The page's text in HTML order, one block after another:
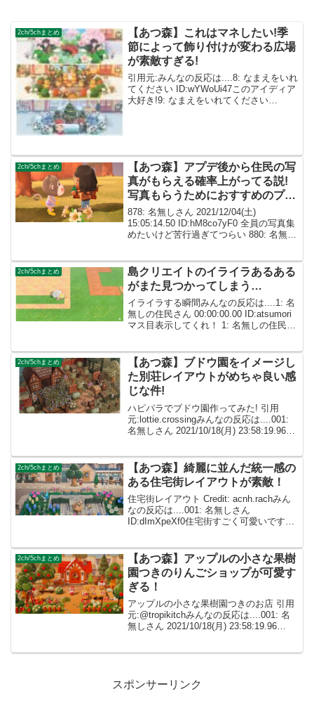
2ch/5chまとめ
【あつ森】これはマネしたい!季
節によって飾り付けが変わる広場
が素敵すぎる!
引用元:みんなの反応は....8: なまえをいれ
てください ID:wYWoUi47このアイディア
大好き!9: なまえをいれてください
2ch/5chまとめ
【あつ森】アプデ後から住民の写
真がもらえる確率上がってる説!
写真もらうためにおすすめのプレ
ゼントは何？
878: 名無しさん 2021/12/04(土)
15:05:14.50 ID:hM8co7yF0 全員の写真集
めたいけど苦行過ぎてつらい 880: 名無し
2ch/5chまとめ
島クリエイトのイライラあるある
がまた見つかってしまう…
イライラする瞬間みんなの反応は....1: 名
無しの住民さん 00:00:00.00 ID:atsumori
マス目表示してくれ！ 1: 名無しの住民さ
2ch/5chまとめ
【あつ森】ブドウ園をイメージし
た別荘レイアウトがめちゃ良い感
じな件!
ハピパラでブドウ園作ってみた! 引用
元:lottie.crossingみんなの反応は....001:
名無しさん 2021/10/18(月) 23:58:19.96
2ch/5chまとめ
【あつ森】綺麗に並んだ統一感の
ある住宅街レイアウトが素敵！
住宅街レイアウト Credit: acnh.rachみん
なの反応は....001: 名無しさん
ID:dImXpeXf0住宅街すごく可愛いです😭
いけど...
2ch/5chまとめ
【あつ森】アップルの小さな果樹
園つきのりんごショップが可愛す
ぎる！
アップルの小さな果樹園つきのお店 引用
元:@tropikitchみんなの反応は....001: 名
無しさん 2021/10/18(月) 23:58:19.96
スポンサーリンク